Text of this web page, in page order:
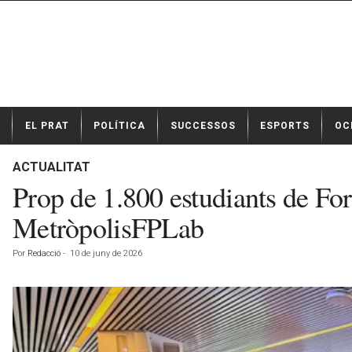
t
EL PRAT POLÍTICA SUCCESSOS ESPORTS OCI
ACTUALITAT
Prop de 1.800 estudiants de
MetròpolisFPLab
Por Redacció - 10 de juny de 2026